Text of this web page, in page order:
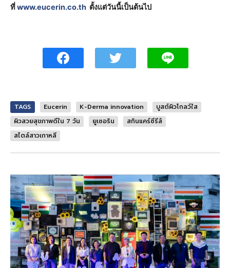
ที่www.eucerin.co.th ตั้งแต่วันนี้เป็นต้นไป
TAGS Eucerin K-Derma innovation
บูสต์ผิวโกลว์ใส
ผิวสวยสุขภาพดีใน 7 วัน
ยูเซอริน
สกินแคร์ซีรีส์
สไตล์สาวเกาหลี